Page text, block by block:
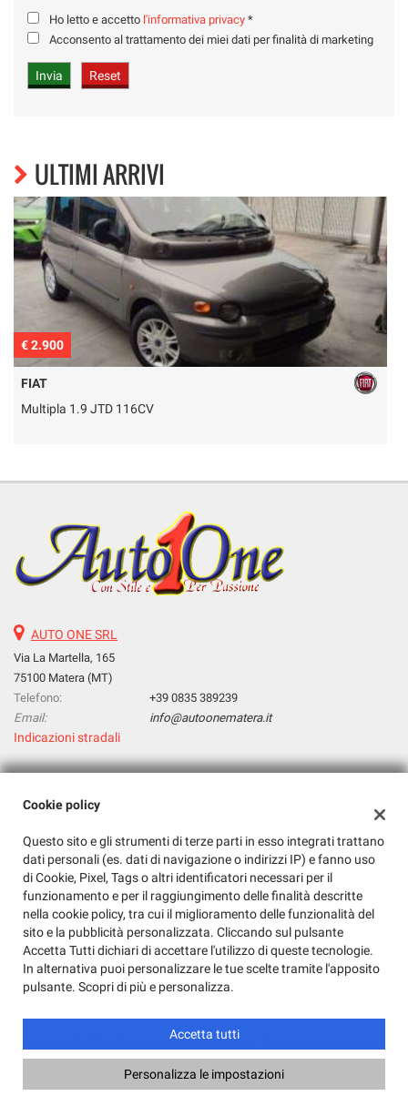
Ho letto e accetto l'informativa privacy *
Acconsento al trattamento dei miei dati per finalità di marketing
Chiama Contatta un consulente
ULTIMI ARRIVI
€ 2.900
FIAT
Multipla 1.9 JTD 116CV
AUTO ONE SRL
Via La Martella, 165
75100 Matera (MT)
Telefono:
+39 0835 389239
Email:
info@autoonematera.it
Indicazioni stradali
Dati fiscali:
Via La Martella, 165, Matera (MT)
C.F/P.IVA:01143030771
Registro delle imprese:MT
Leggi l'informativa sulla privacy-Cookie Policy
GestionaleAuto.com
Cookie policy
Questo sito e gli strumenti di terze parti in esso integrati trattano
dati personali (es. dati di navigazione o indirizzi IP) e fanno uso
di Cookie, Pixel, Tags o altri identificatori necessari per il
funzionamento e per il raggiungimento delle finalità descritte
nella cookie policy, tra cui il miglioramento delle funzionalità del
sito e la pubblicità personalizzata. Cliccando sul pulsante
Accetta Tutti dichiari di accettare l'utilizzo di queste tecnologie.
In alternativa puoi personalizzare le tue scelte tramite l'apposito
pulsante. Scopri di più e personalizza.
Accetta tutti
Personalizza le impostazioni